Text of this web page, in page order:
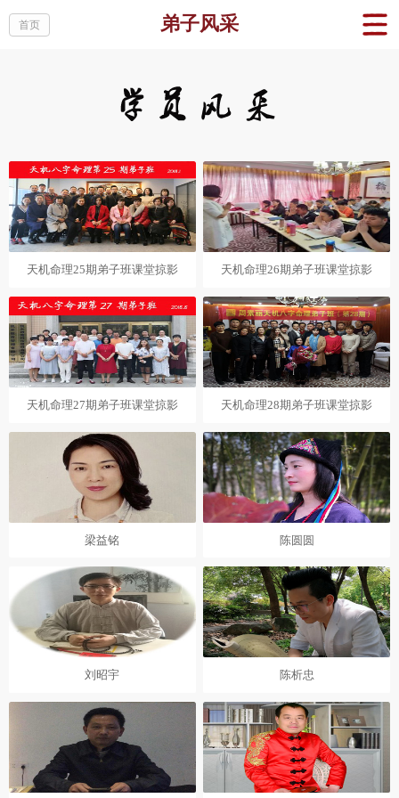
首页 弟子风采
天机命理25期弟子班课堂掠影 天机命理26期弟子班课堂掠影
天机命理27期弟子班课堂掠影 天机命理28期弟子班课堂掠影
梁益铭 陈圆圆
刘昭宇 陈析忠